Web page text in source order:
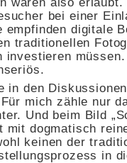
bei einer
empfinden digitale
traditionellen
investieren
in den
mich zähle nur
Und beim Bild
mit dogmatisch
keinen der
in